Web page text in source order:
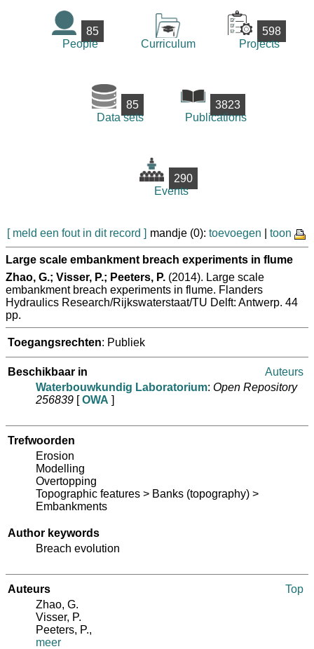
85
People
Curriculum
598
Projects
85
Data sets
3823
Publications
290
Events
[ meld een fout in dit record ] mandje (0): toevoegen toon
Large scale embankment breach experiments in flume
Zhao, G.; Visser, P.; Peeters, P. (2014). Large scale
embankment breach experiments in flume. Flanders
Hydraulics Research/Rijkswaterstaat/TU Delft: Antwerp. 44
pp.
Toegangsrechten: Publiek
Beschikbaar in
Auteurs
Waterbouwkundig Laboratorium: Open Repository
256839 [OWA ]
Trefwoorden
Erosion
Modelling
Overtopping
Topographic features > Banks (topography) >
Embankments
Author keywords
Breach evolution
Auteurs
Top
Zhao, G.
Visser, P.
Peeters, P.,
meer